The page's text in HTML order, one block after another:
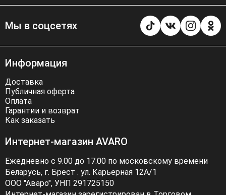
Мы в соцсетях
Информация
Доставка
Публичная оферта
Оплата
Гарантии и возврат
Как заказать
Интернет-магазин AVARO
Ежедневно с 9.00 до 17.00 по московскому времени
Беларусь, г. Брест . ул. Карьерная 12А/1
ООО "Аваро", УНП 291725150